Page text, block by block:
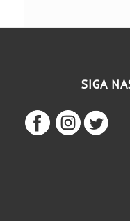
SIGA